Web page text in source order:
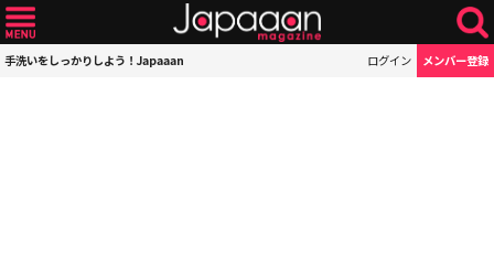
手洗いをしっかりしよう！Japaaan ログイン メンバー登録